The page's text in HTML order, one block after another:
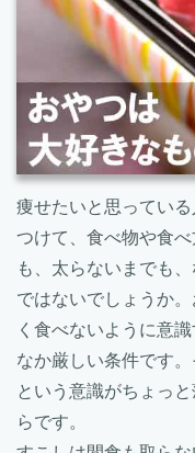
痩せたいと思ってい
つけて、食べ物や食
も、太らないまでも
ではないでしょうか
く食べないように意
なか厳しい条件です
という意識がちょっ
らです。